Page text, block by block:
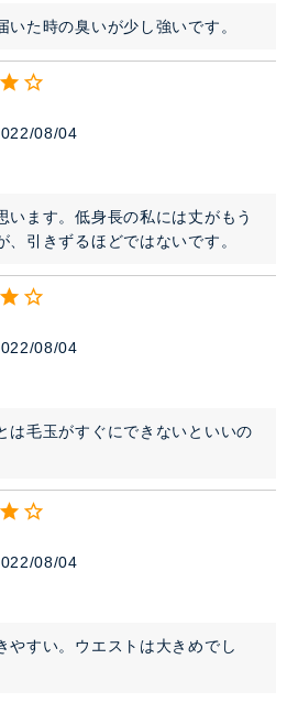
た時の臭いが少し強いです。
08/04
います。低身長の私には丈がもう
引きずるほどではないです。
08/04
は毛玉がすぐにできないといいの
08/04
やすい。ウエストは大きめでし